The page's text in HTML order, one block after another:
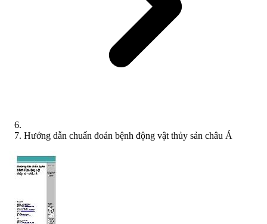
Hướng dẫn chuẩn đoán bệnh động vật thủy sản châu Á